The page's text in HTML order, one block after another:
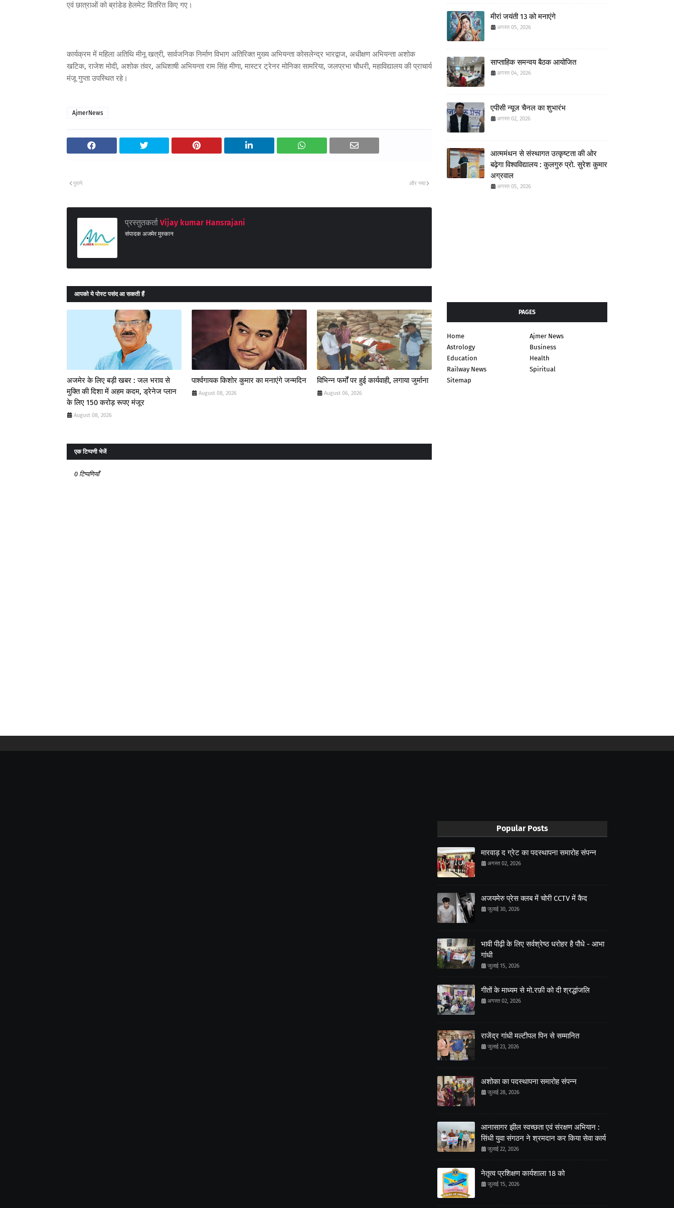
एवं छात्राओं को ब्रांडेड हेलमेट वितरित किए गए।
कार्यक्रम में महिला अतिथि मीनू खत्री, सार्वजनिक निर्माण विभाग अतिरिक्त मुख्य अभियन्ता कोसलेन्द्र भारद्वाज, अधीक्षण अभियन्ता अशोक
खटिक, राजेश मोदी, अशोक तंवर, अधिशाषी अभियन्ता राम सिंह मीणा, मास्टर ट्रेनर मोनिका सामरिया, जलप्रभा चौधरी, महाविद्यालय की प्राचार्य
मंजू गुप्ता उपस्थित रहे।
AjmerNews
और नया
पुराने
प्रस्तुतकर्ता Vijay kumar Hansrajani
संपादक अजमेर मुस्कान
आपको ये पोस्ट पसंद आ सकती हैं
अजमेर के लिए बड़ी खबर : जल भराव से
मुक्ति की दिशा में अहम कदम, ड्रेनेज प्लान
के लिए 150 करोड़ रूपए मंजूर
August 08, 2026
पार्श्वगायक किशोर कुमार का मनाएंगे जन्मदिन
August 08, 2026
विभिन्न फर्मों पर हुई कार्यवाही, लगाया जुर्माना
August 06, 2026
एक टिप्पणी भेजें
0 टिप्पणियाँ
मीरां जयंती 13 को मनाएंगे
अगस्त 05, 2026
साप्ताहिक समन्वय बैठक आयोजित
अगस्त 04, 2026
एपीसी न्यूज चैनल का शुभारंभ
अगस्त 02, 2026
आत्ममंथन से संस्थागत उत्कृष्टता की ओर
बढ़ेगा विश्वविद्यालय : कुलगुरु प्रो. सुरेश कुमार
अग्रवाल
अगस्त 05, 2026
PAGES
Home
Ajmer News
Astrology
Business
Education
Health
Railway News
Spiritual
Sitemap
Popular Posts
मारवाड़ द ग्रेट का पदस्थापना समारोह संपन्न
अगस्त 02, 2026
अजयमेरु प्रेस क्लब में चोरी CCTV में कैद
जुलाई 30, 2026
भावी पीढ़ी के लिए सर्वश्रेष्ठ धरोहर है पौधे - आभा
गांधी
जुलाई 15, 2026
गीतों के माध्यम से मो.रफ़ी को दी श्रद्धांजलि
अगस्त 02, 2026
राजेंद्र गांधी मल्टीपल पिन से सम्मानित
जुलाई 23, 2026
अशोका का पदस्थापना समारोह संपन्न
जुलाई 28, 2026
आनासागर झील स्वच्छता एवं संरक्षण अभियान :
सिंधी युवा संगठन ने श्रमदान कर किया सेवा कार्य
जुलाई 22, 2026
नेतृत्व प्रशिक्षण कार्यशाला 18 को
जुलाई 15, 2026